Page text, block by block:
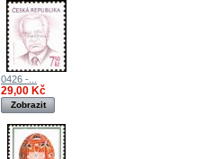
0426 -...
29,00 Kč
Zobrazit